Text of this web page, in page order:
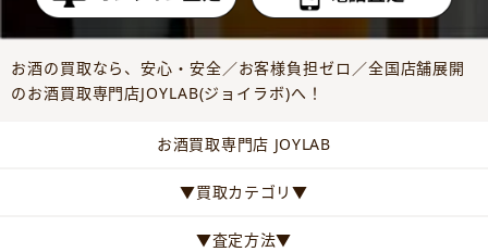
お酒の買取なら、安心・安全／お客様負担ゼロ／全国店舗展開
のお酒買取専門店JOYLAB(ジョイラボ)へ！
お酒買取専門店 JOYLAB
▼買取カテゴリ▼
▼査定方法▼